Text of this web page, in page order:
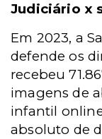
Judiciário x
Em 2023, a
defende os
recebeu
imagens de
infantil
absoluto de